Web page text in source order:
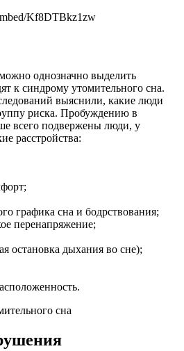
Kf8DTBkz1zw
однозначно выделить
к синдрому утомительного сна.
выяснили, какие люди
риска. Пробуждению в
всего подвержены люди, у
расстройства:
графика сна и бодрствования;
перенапряжение;
остановка дыхания во сне);